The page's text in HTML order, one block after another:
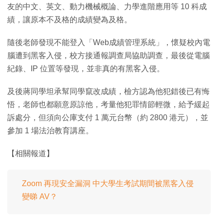
友的中文、英文、動力機械概論、力學進階應用等 10 科成
績，讓原本不及格的成績變為及格。
隨後老師發現不能登入「Web成績管理系統」，懷疑校內電
腦遭到黑客入侵，校方接通報調查局協助調查，最後從電腦
紀錄、IP 位置等發現，並非真的有黑客入侵。
及後蔣同學坦承幫同學竄改成績，檢方認為他犯錯後已有悔
悟，老師也都願意原諒他，考量他犯罪情節輕微，給予緩起
訴處分，但須向公庫支付 1 萬元台幣（約 2800 港元），並
參加 1 場法治教育講座。
【相關報道】
Zoom 再現安全漏洞 中大學生考試期間被黑客入侵
變睇 AV？